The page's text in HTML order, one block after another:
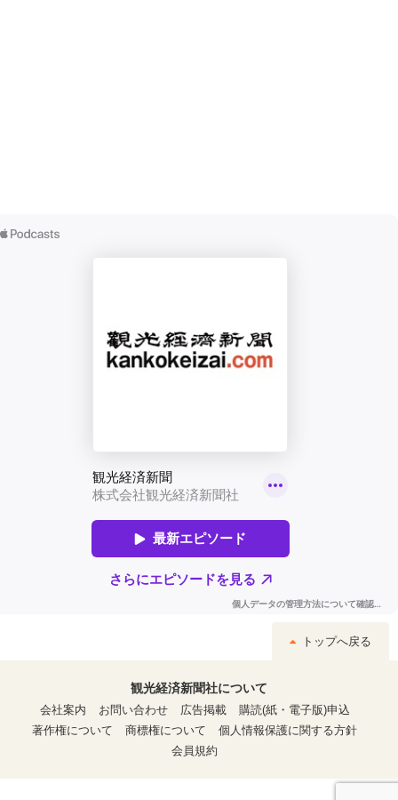
トップへ戻る
観光経済新聞社について
会社案内
お問い合わせ 広告掲載
購読(紙・電子版)申込
著作権について
商標権について
個人情報保護に関する方針
会員規約